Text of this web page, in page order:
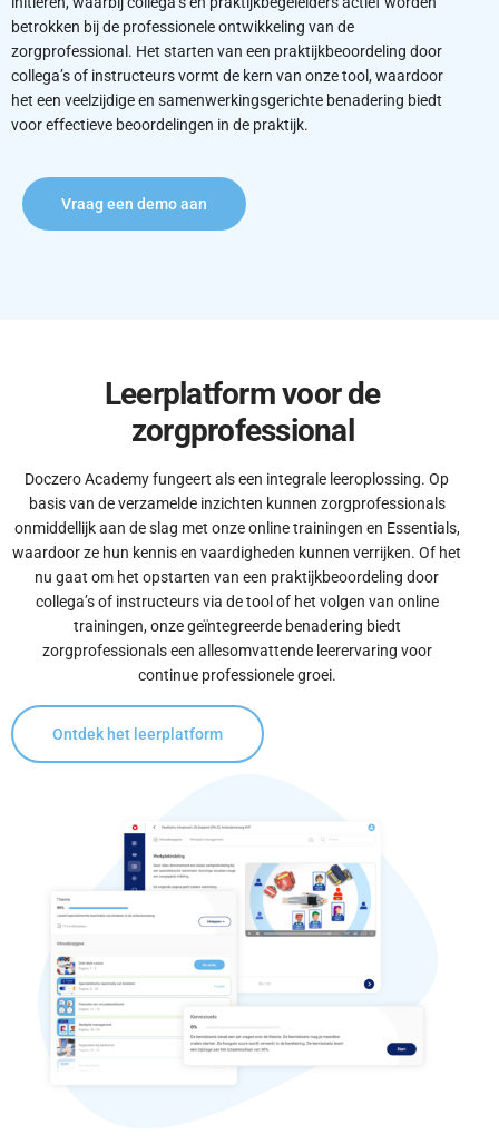
betrokken bij de professionele ontwikkeling van de
zorgprofessional. Het starten van een praktijkbeoordeling door
collega’s of instructeurs vormt de kern van onze tool, waardoor
het een veelzijdige en samenwerkingsgerichte benadering biedt
voor effectieve beoordelingen in de praktijk.
Vraag een demo aan
Leerplatform voor de
zorgprofessional
Doczero Academy fungeert als een integrale leeroplossing. Op
basis van de verzamelde inzichten kunnen zorgprofessionals
onmiddellijk aan de slag met onze online trainingen en Essentials,
waardoor ze hun kennis en vaardigheden kunnen verrijken. Of het
nu gaat om het opstarten van een praktijkbeoordeling door
collega’s of instructeurs via de tool of het volgen van online
trainingen, onze geïntegreerde benadering biedt
zorgprofessionals een allesomvattende leerervaring voor
continue professionele groei.
Ontdek het leerplatform